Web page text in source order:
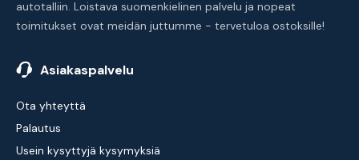
autotalliin. Loistava suomenkielinen palvelu ja nopeat
toimitukset ovat meidän juttumme - tervetuloa ostoksille!
Asiakaspalvelu
Ota yhteyttä
Palautus
Usein kysyttyjä kysymyksiä